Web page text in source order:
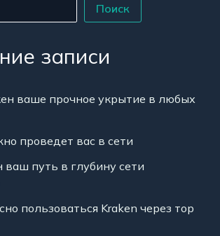
Поиск
записи
ваше прочное укрытие в любых
проведет вас в сети
путь в глубину сети
пользоваться Kraken через тор